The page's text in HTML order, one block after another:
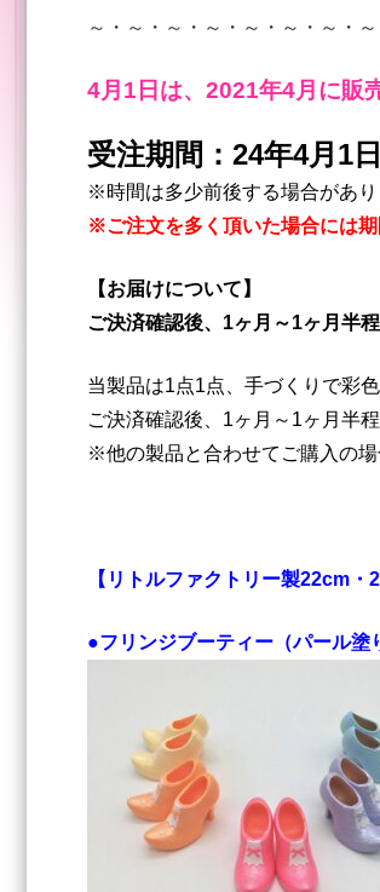
～・～・～・～・～・～・～・
4月1日は、2021年4月に販
受注期間：24年4月
※時間は多少前後する場合があり
※ご注文を多く頂いた場合には
【お届けについて】
ご決済確認後、1ヶ月～1ヶ月半
当製品は1点1点、手づくりで彩
ご決済確認後、1ヶ月～1ヶ月半
※他の製品と合わせてご購入の
【リトルファクトリー製22cm・
●フリンジブーティー（パール塗